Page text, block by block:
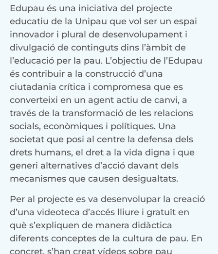
Edupau és una iniciativa del projecte
educatiu de la Unipau que vol ser un espai
innovador i plural de desenvolupament i
divulgació de continguts dins l’àmbit de
l’educació per la pau. L’objectiu de l’Edupau
és contribuir a la construcció d’una
ciutadania crítica i compromesa que es
converteixi en un agent actiu de canvi, a
través de la transformació de les relacions
socials, econòmiques i polítiques. Una
societat que posi al centre la defensa dels
drets humans, el dret a la vida digna i que
generi alternatives d’acció davant dels
mecanismes que causen desigualtats.
Per al projecte es va desenvolupar la creació
d’una videoteca d’accés lliure i gratuït en
què s’expliquen de manera didàctica
diferents conceptes de la cultura de pau. En
concret, s’han creat vídeos sobre pau